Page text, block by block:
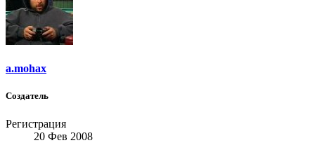
a.mohax
Создатель
Регистрация
20 Фев 2008